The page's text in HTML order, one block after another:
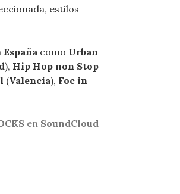
estilos
España como Urban
), Hip Hop non Stop
(Valencia), Foc in
en SoundCloud